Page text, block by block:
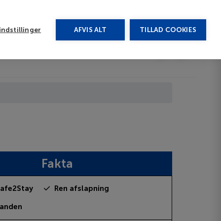
AFVIS ALT TILLAD COOKIES
Fakta
Ren afslapning